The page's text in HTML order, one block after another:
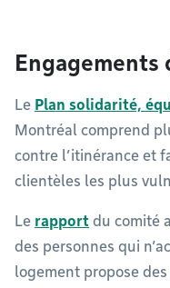
Engagements
Le Plan solidarité,
Montréal comprend
contre l’itinérance et
clientèles les plus
Le rapport du comité
des personnes qui
logement propose